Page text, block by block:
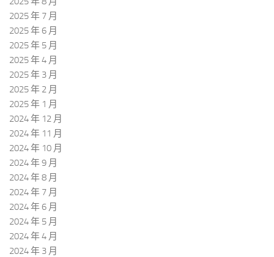
2025 年 7 月
2025 年 6 月
2025 年 5 月
2025 年 4 月
2025 年 3 月
2025 年 2 月
2025 年 1 月
2024 年 12 月
2024 年 11 月
2024 年 10 月
2024 年 9 月
2024 年 8 月
2024 年 7 月
2024 年 6 月
2024 年 5 月
2024 年 4 月
2024 年 3 月